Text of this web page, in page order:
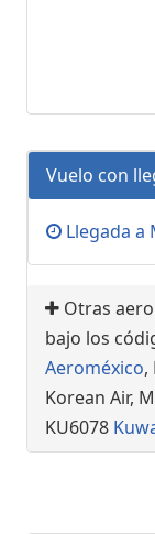
Vuelo con
Llegada a
Otras
bajo los
Aeroméxico,
Korean Air,
KU6078